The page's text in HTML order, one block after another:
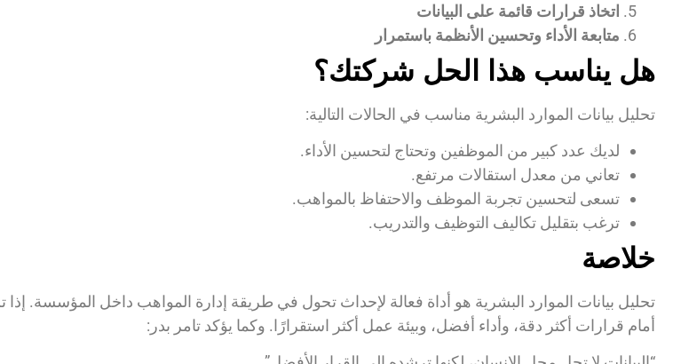
اتخاذ قرارات قائمة على البيانات
متابعة الأداء وتحسين الأنظمة باستمرار
هل يناسب هذا الحل شركتك؟
تحليل بيانات الموارد البشرية مناسب في الحالات التالية:
لديك عدد كبير من الموظفين وتحتاج لتحسين الأداء.
تعاني من معدل استقالات مرتفع.
تسعى لتحسين تجربة الموظف والاحتفاظ بالمواهب.
ترغب بتقليل تكاليف التوظيف والتدريب.
خلاصة
تحليل بيانات الموارد البشرية هو أداة فعالة لإحداث تحول في طريقة إدارة المواهب داخل المؤسسة.
أمام قرارات أكثر دقة، وأداء أفضل، وبيئة عمل أكثر استقرارًا. وكما يؤكد تامر بدر: